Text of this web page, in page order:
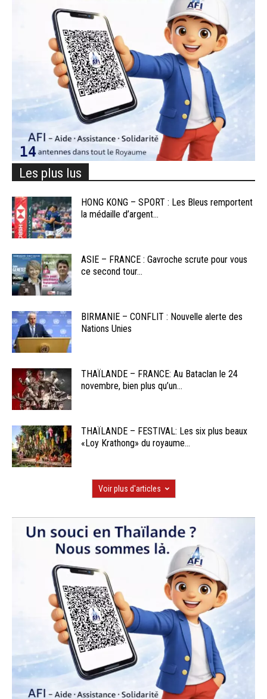
Les plus lus
HONG KONG – SPORT : Les Bleus remportent
la médaille d’argent...
ASIE – FRANCE : Gavroche scrute pour vous
ce second tour...
BIRMANIE – CONFLIT : Nouvelle alerte des
Nations Unies
THAÏLANDE – FRANCE: Au Bataclan le 24
novembre, bien plus qu’un...
THAÏLANDE – FESTIVAL: Les six plus beaux
«Loy Krathong» du royaume...
Voir plus d'articles